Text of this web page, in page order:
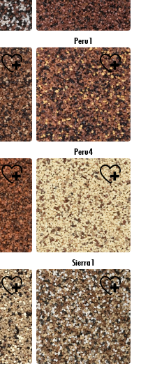
Peru1
Peru4
Sierra1